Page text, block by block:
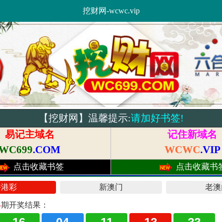
挖财网-wcwc.vip
【挖财网】温馨提示:请加好书签!
易记主域名
.COM
记住新域名
WCWC.VIP
点击收藏书签 点击收藏书